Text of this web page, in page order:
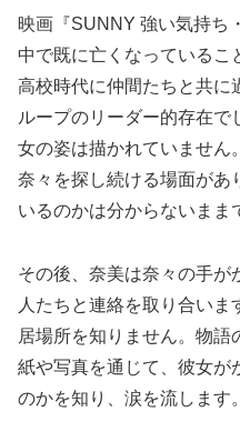
映画『SUNNY 強い気持ち
中で既に亡くなっているこ
高校時代に仲間たちと共
ループのリーダー的存在で
女の姿は描かれていません
奈々を探し続ける場面があ
いるのかは分からないまま
その後、奈美は奈々の手が
人たちと連絡を取り合い
居場所を知りません。物
紙や写真を通じて、彼女が
のかを知り、涙を流します。